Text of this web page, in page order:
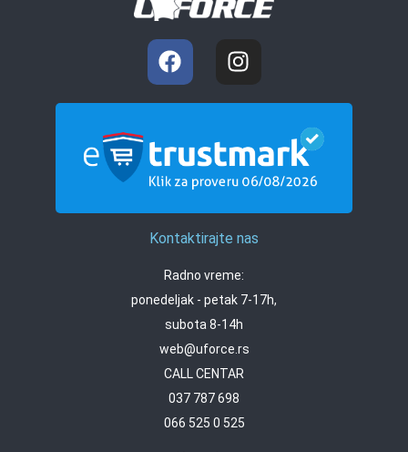
Kontaktirajte nas
Radno vreme:
ponedeljak - petak 7-17h,
subota 8-14h
web@uforce.rs
CALL CENTAR
037 787 698
066 525 0 525